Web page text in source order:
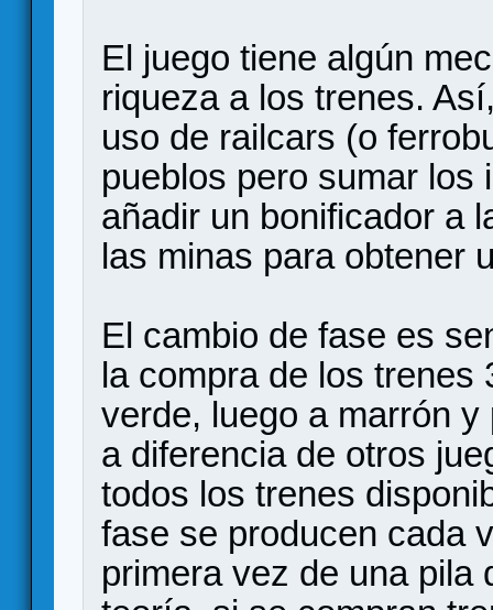
El juego tiene algún
riqueza a los trenes.
uso de railcars (o
pueblos pero sumar los
añadir un bonificador a
las minas para obtener
El cambio de fase es
la compra de los trenes
verde, luego a marrón
a diferencia de otros
todos los trenes
fase se producen cada
primera vez de una pila